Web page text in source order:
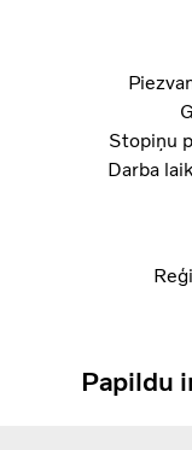
Stopiņu
Darba
Papildu